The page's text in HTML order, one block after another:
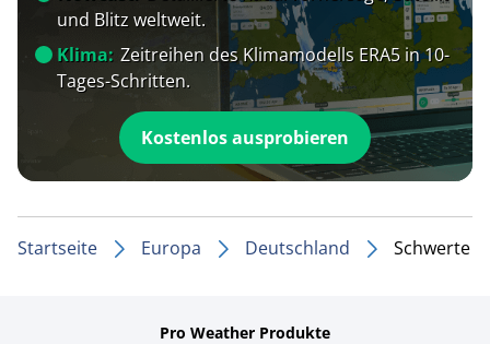
und Blitz weltweit.
Klima: Zeitreihen des Klimamodells ERA5 in 10-
Tages-Schritten.
Kostenlos ausprobieren
Startseite Europa Deutschland Schwerte
Pro Weather Produkte